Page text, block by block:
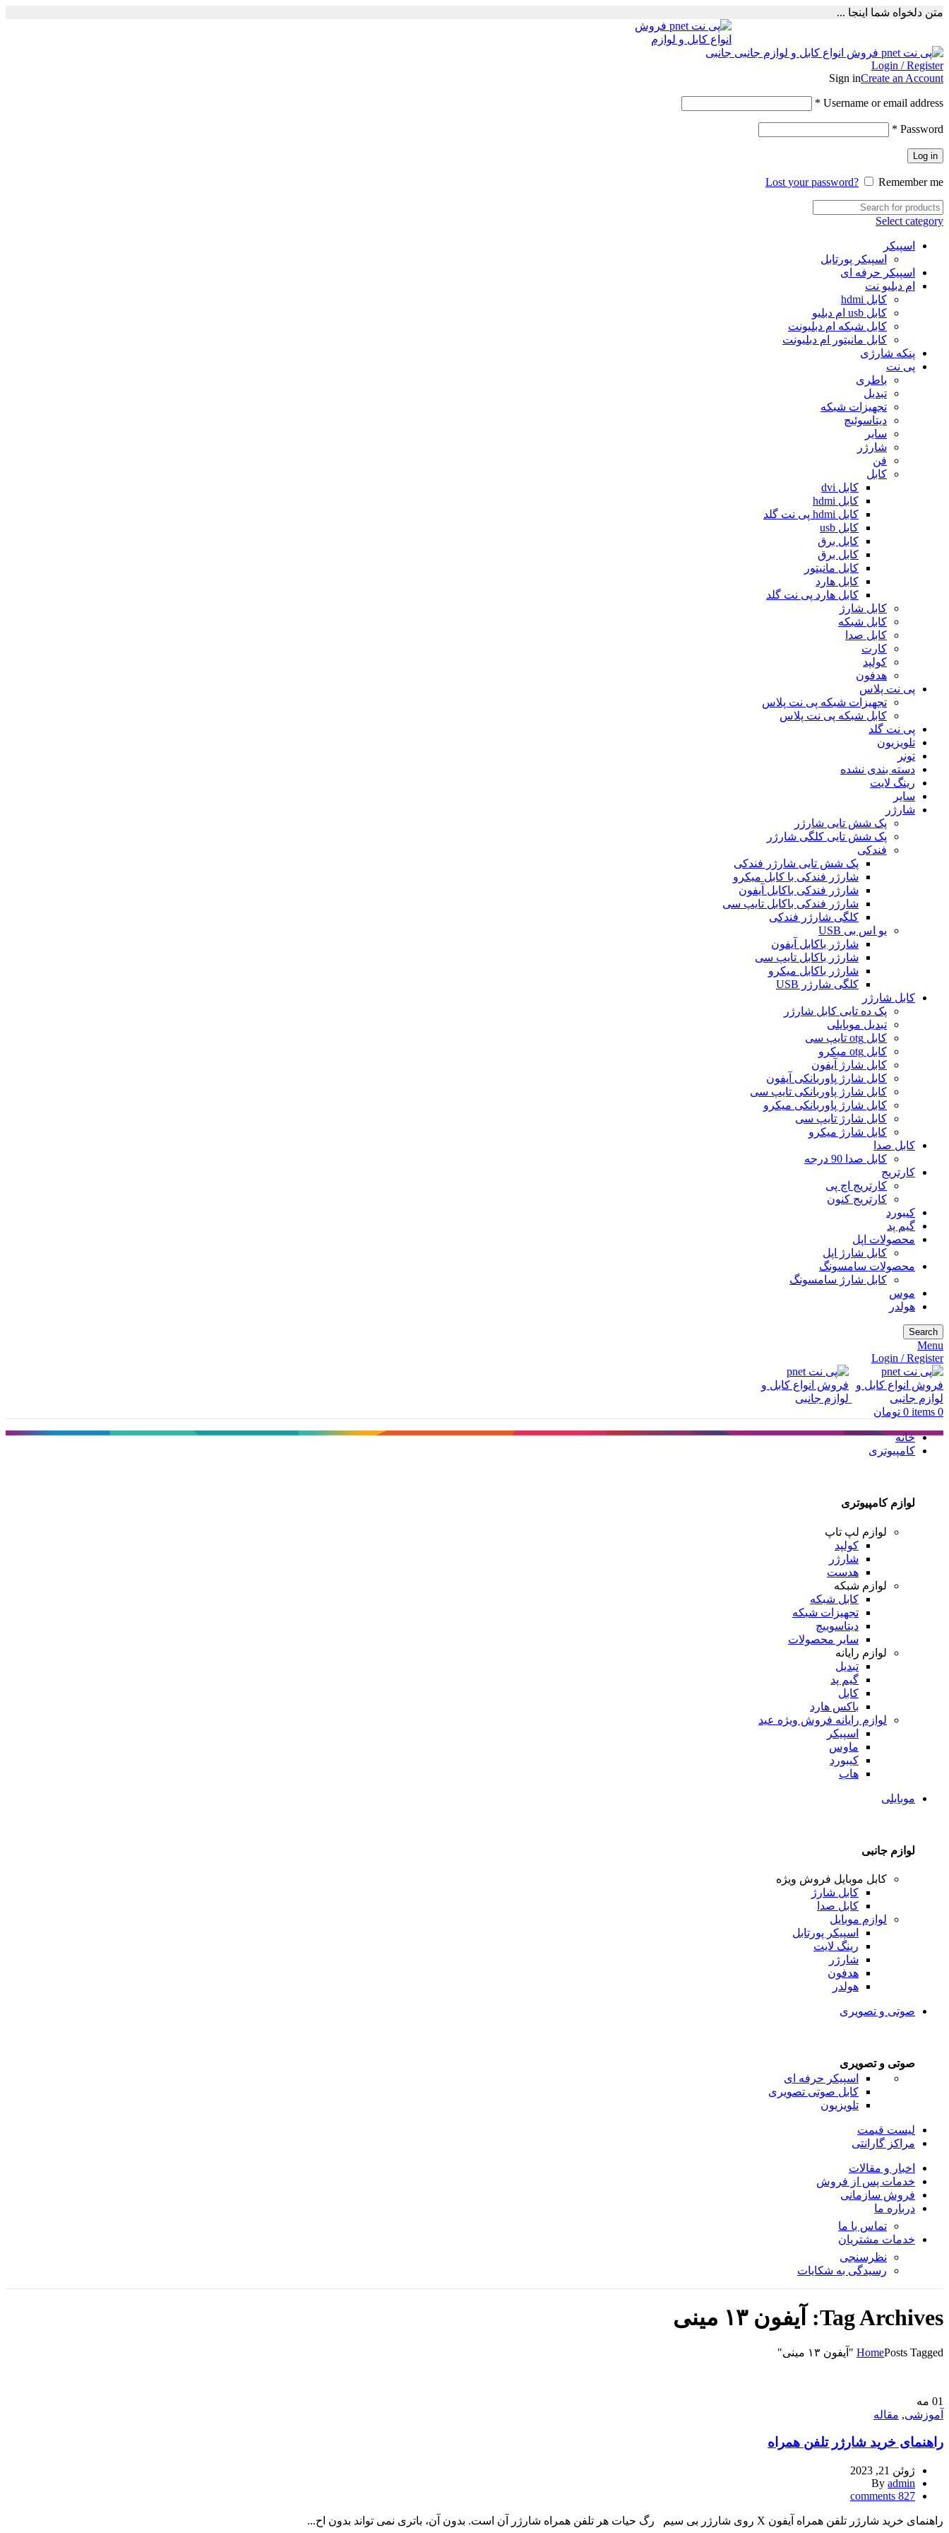
متن دلخواه شما اینجا ...
Login / Register
Sign inCreate an Account
Username or email address
*
Password
*
Log in
Lost your password? Remember me
Select category
اسپیکر
اسپیکر پورتابل
اسپیکر حرفه ای
ام دبلیو نت
کابل hdmi
کابل usb ام دبلیو
کابل شبکه ام دبلیونت
کابل مانیتور ام دبلیونت
پنکه شارژی
پی نت
باطری
تبدیل
تجهیزات شبکه
دیتاسوئیچ
سایر
شارژر
فن
کابل
کابل dvi
کابل hdmi
کابل hdmi پی نت گلد
کابل usb
کابل برق
کابل برق
کابل مانیتور
کابل هارد
کابل هارد پی نت گلد
کابل شارژ
کابل شبکه
کابل صدا
کارت
کولپد
هدفون
پی نت پلاس
تجهیزات شبکه پی نت پلاس
کابل شبکه پی نت پلاس
پی نت گلد
تلویزیون
تونر
دسته بندی نشده
رینگ لایت
سایر
شارژر
پک شش تایی شارژر
پک شش تایی کلگی شارژر
فندکی
پک شش تایی شارژر فندکی
شارژر فندکی با کابل میکرو
شارژر فندکی باکابل آیفون
شارژر فندکی باکابل تایپ سی
کلگی شارژر فندکی
یو اس بی USB
شارژر باکابل آیفون
شارژر باکابل تایپ سی
شارژر باکابل میکرو
کلگی شارژر USB
کابل شارژر
پک ده تایی کابل شارژر
تبدیل موبایلی
کابل otg تایپ سی
کابل otg میکرو
کابل شارژ آیفون
کابل شارژ پاوربانکی آیفون
کابل شارژ پاوربانکی تایپ سی
کابل شارژ پاوربانکی میکرو
کابل شارژ تایپ سی
کابل شارژ میکرو
کابل صدا
کابل صدا 90 درجه
کارتریج
کارتریج اچ پی
کارتریج کنون
کیبورد
گیم پد
محصولات اپل
کابل شارژ اپل
محصولات سامسونگ
کابل شارژ سامسونگ
موس
هولدر
Search
Menu
Login / Register
0
items
0 تومان
خانه
کامپیوتری
لوازم کامپیوتری
لوازم لپ تاپ
کولپد
شارژر
هدست
لوازم شبکه
کابل شبکه
تجهیزات شبکه
دیتاسوییچ
سایر محصولات
لوازم رایانه
تبدیل
گیم پد
کابل
باکس هارد
لوازم رایانه فروش ویژه عید
اسپیکر
ماوس
کیبورد
هاب
موبایلی
لوازم جانبی
کابل موبایل فروش ویژه
کابل شارژ
کابل صدا
لوازم موبایل
اسپیکر پورتابل
رینگ لایت
شارژر
هدفون
هولدر
صوتی و تصویری
صوتی و تصویری
اسپیکر حرفه ای
کابل صوتی تصویری
تلویزیون
لیست قیمت
مراکز گارانتی
اخبار و مقالات
خدمات پس از فروش
فروش سازمانی
درباره ما
تماس با ما
خدمات مشتریان
نظرسنجی
رسیدگی به شکایات
Tag Archives: آیفون ۱۳ مینی
HomePosts Tagged "آیفون ۱۳ مینی"
01 مه
آموزشی, مقاله
راهنمای خرید شارژر تلفن همراه
ژوئن 21, 2023
By admin
827
comments
راهنمای خرید شارژر تلفن همراه آیفون X روی شارژر بی سیم رگ حیات هر تلفن همراه شارژر آن است. بدون آن، باتری نمی تواند بدون اح...